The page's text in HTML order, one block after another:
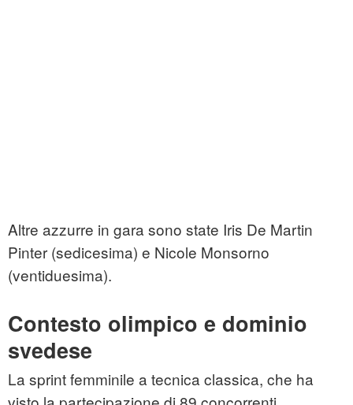
Altre azzurre in gara sono state Iris De Martin
Pinter (sedicesima) e Nicole Monsorno
(ventiduesima).
Contesto olimpico e dominio
svedese
La sprint femminile a tecnica classica, che ha